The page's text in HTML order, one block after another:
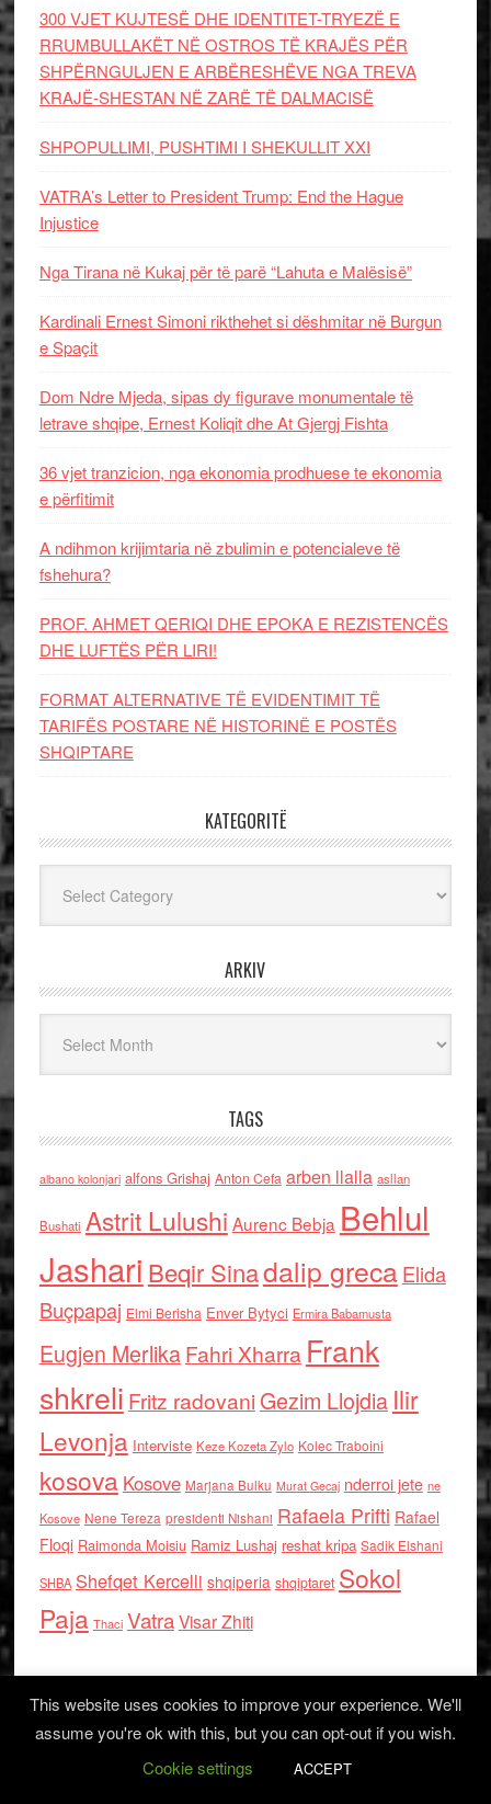
300 VJET KUJTESË DHE IDENTITET-TRYEZË E
RRUMBULLAKËT NË OSTROS TË KRAJËS PËR
SHPËRNGULJEN E ARBËRESHËVE NGA TREVA
KRAJË-SHESTAN NË ZARË TË DALMACISË
SHPOPULLIMI, PUSHTIMI I SHEKULLIT XXI
VATRA’s Letter to President Trump: End the Hague
Injustice
Nga Tirana në Kukaj për të parë “Lahuta e Malësisë”
Kardinali Ernest Simoni rikthehet si dëshmitar në Burgun
e Spaçit
Dom Ndre Mjeda, sipas dy figurave monumentale të
letrave shqipe, Ernest Koliqit dhe At Gjergj Fishta
36 vjet tranzicion, nga ekonomia prodhuese te ekonomia
e përfitimit
A ndihmon krijimtaria në zbulimin e potencialeve të
fshehura?
PROF. AHMET QERIQI DHE EPOKA E REZISTENCЁS
DHE LUFTЁS PЁR LIRI!
FORMAT ALTERNATIVE TË EVIDENTIMIT TË
TARIFËS POSTARE NË HISTORINË E POSTËS
SHQIPTARE
KATEGORITË
ARKIV
TAGS
albano kolonjari alfons Grishaj Anton Cefa arben llalla asllan
Bushati Astrit Lulushi Aurenc Bebja Behlul
Jashari Beqir Sinadalip grecaElida
Buçpapaj Elmi Berisha Enver Bytyci Ermira Babamusta
Eugjen MerlikaFahri Xharra Frank
shkreli Fritz radovaniGezim Llojdia Ilir
Levonja Interviste Keze Kozeta Zylo Kolec Traboini
kosova Kosove Marjana Bulku Murat Gecaj nderroi jete ne
Kosove Nene Tereza presidenti Nishani Rafaela Prifti Rafael
Floqi Raimonda Moisiu Ramiz Lushaj reshat kripa Sadik Elshani
SHBA Shefqet Kercelli shqiperia shqiptaret Sokol
Paja Thaci VatraVisar Zhiti
Log in
This website uses cookies to improve your experience. We'll
assume you're ok with this, but you can opt-out if you wish.
Cookie settings
ACCEPT